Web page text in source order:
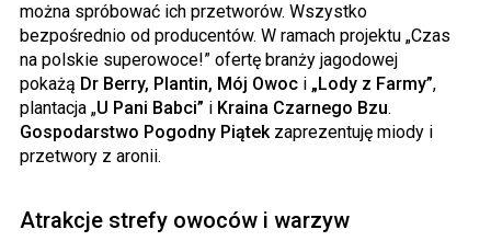
można spróbować ich przetworów. Wszystko
bezpośrednio od producentów. W ramach projektu „Czas
na polskie superowoce!” ofertę branży jagodowej
pokażą Dr Berry, Plantin, Mój Owoc i „Lody z Farmy”,
plantacja „U Pani Babci” i Kraina Czarnego Bzu.
Gospodarstwo Pogodny Piątekzaprezentuję miody i
przetwory z aronii.
Atrakcje strefy owoców i warzyw